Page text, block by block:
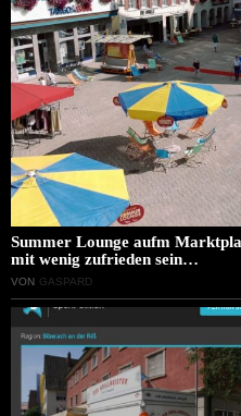
Summer Lounge aufm
mit wenig zufrieden sein…
VON GASPARD